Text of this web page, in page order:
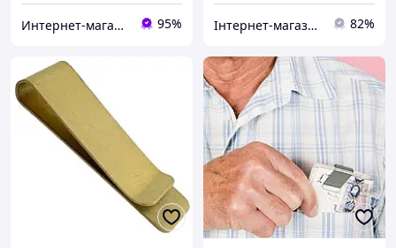
Интернет-магазин "Dianora-Style" 95% Інтернет-магазин Already Better 82%